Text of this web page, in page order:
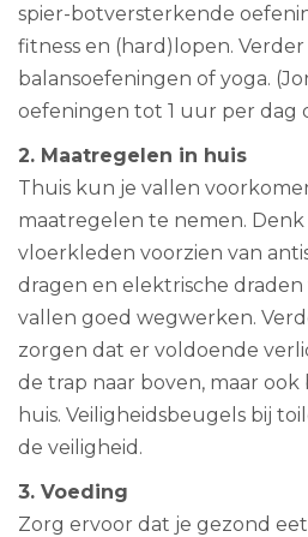
spier-botversterkende
fitness en (hard)lopen. Verder
balansoefeningen of yoga.
oefeningen tot 1 uur per dag
2. Maatregelen in huis
Thuis kun je vallen
maatregelen te nemen.
vloerkleden voorzien van
dragen en elektrische
vallen goed wegwerken.
zorgen dat er voldoende
de trap naar boven, maar
huis. Veiligheidsbeugels bij
de veiligheid.
3. Voeding
Zorg ervoor dat je gezond